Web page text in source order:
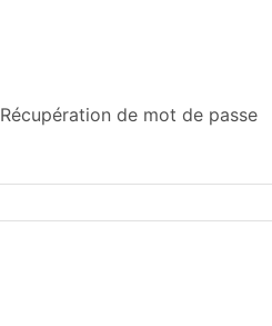
Récupération de mot de passe